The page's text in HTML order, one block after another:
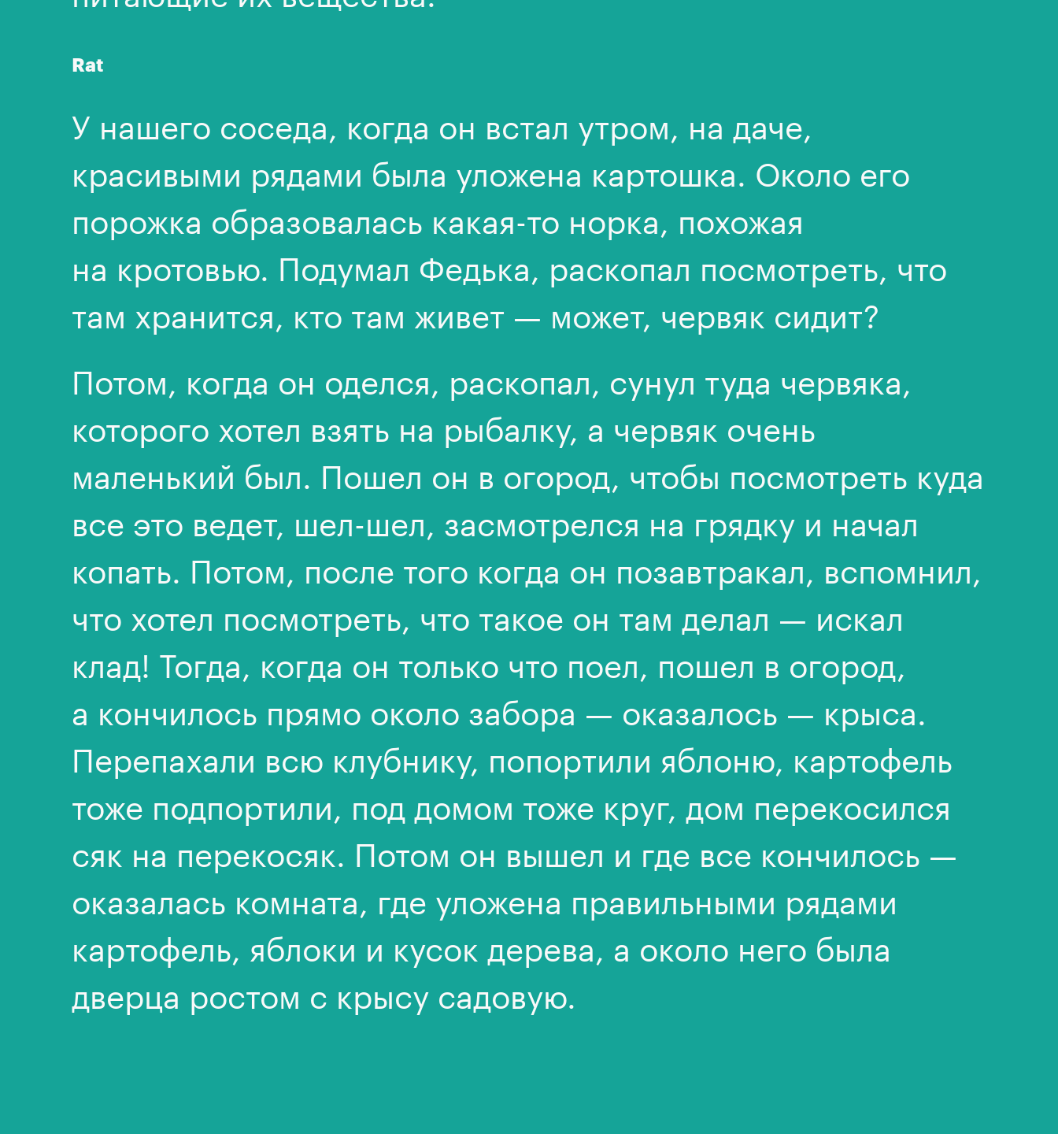
Rat
У нашего соседа, когда он встал утром, на даче,
красивыми рядами была уложена картошка. Около его
порожка образовалась какая-то норка, похожая
на кротовью. Подумал Федька, раскопал посмотреть, что
там хранится, кто там живет — может, червяк сидит?
Потом, когда он оделся, раскопал, сунул туда червяка,
которого хотел взять на рыбалку, а червяк очень
маленький был. Пошел он в огород, чтобы посмотреть куда
все это ведет, шел-шел, засмотрелся на грядку и начал
копать. Потом, после того когда он позавтракал, вспомнил,
что хотел посмотреть, что такое он там делал — искал
клад! Тогда, когда он только что поел, пошел в огород,
а кончилось прямо около забора — оказалось — крыса.
Перепахали всю клубнику, попортили яблоню, картофель
тоже подпортили, под домом тоже круг, дом перекосился
сяк на перекосяк. Потом он вышел и где все кончилось —
оказалась комната, где уложена правильными рядами
картофель, яблоки и кусок дерева, а около него была
дверца ростом с крысу садовую.